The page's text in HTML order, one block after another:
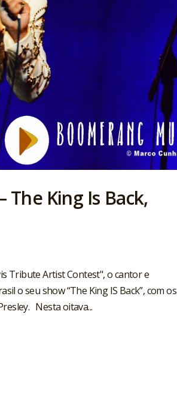
King Is Back,
Tribute Artist Contest", o cantor e
o seu show “The King IS Back”, com os
Nesta oitava...